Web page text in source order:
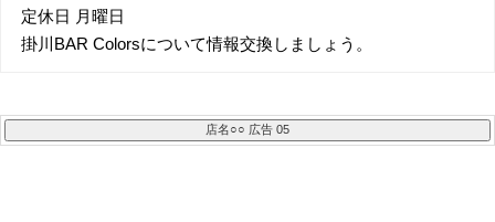
定休日 月曜日
掛川BAR Colorsについて情報交換しましょう。